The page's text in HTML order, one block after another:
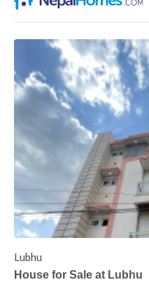
Lubhu
House for Sale at Lubhu